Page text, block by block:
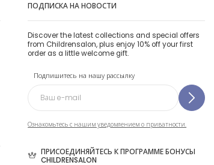
ПОДПИСКА НА НОВОСТИ
Discover the latest collections and special offers
from Childrensalon, plus enjoy 10% off your first
order as a little welcome gift.
Подпишитесь на нашу рассылку
Ознакомьтесь с нашим уведомлением о приватности.
ПРИСОЕДИНЯЙТЕСЬ К ПРОГРАММЕ БОНУСЫ
CHILDRENSALON